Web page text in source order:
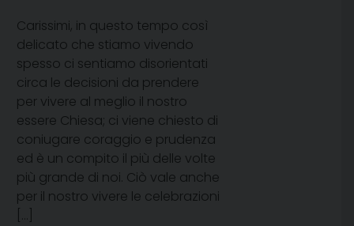
Carissimi, in questo tempo così
delicato che stiamo vivendo
spesso ci sentiamo disorientati
circa le decisioni da prendere
per vivere al meglio il nostro
essere Chiesa; ci viene chiesto di
coniugare coraggio e prudenza
ed è un compito il più delle volte
più grande di noi. Ciò vale anche
per il nostro vivere le celebrazioni
[…]